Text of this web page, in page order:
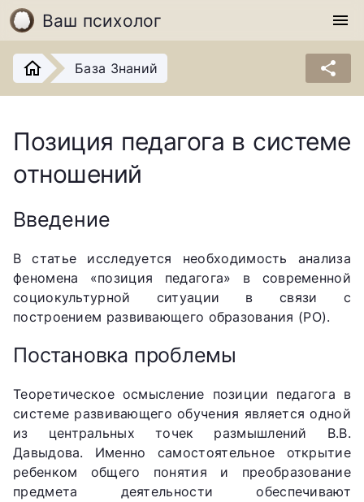
Ваш психолог menu
База Знаний share
Позиция педагога в системе
отношений
Введение
В статье исследуется необходимость анализа
феномена «позиция педагога» в современной
социокультурной ситуации в связи с
построением развивающего образования (РО).
Постановка проблемы
Теоретическое осмысление позиции педагога в
системе развивающего обучения является одной
из центральных точек размышлений В.В.
Давыдова. Именно самостоятельное открытие
ребенком общего понятия и преобразование
предмета деятельности обеспечивают